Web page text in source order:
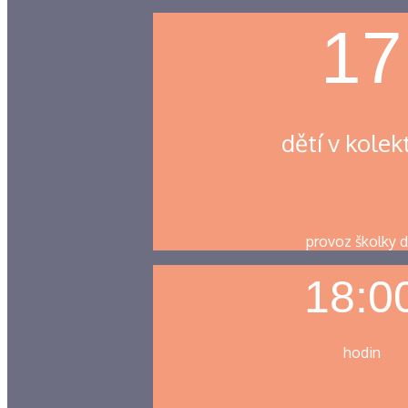
17
dětí v
provoz školky
hodin